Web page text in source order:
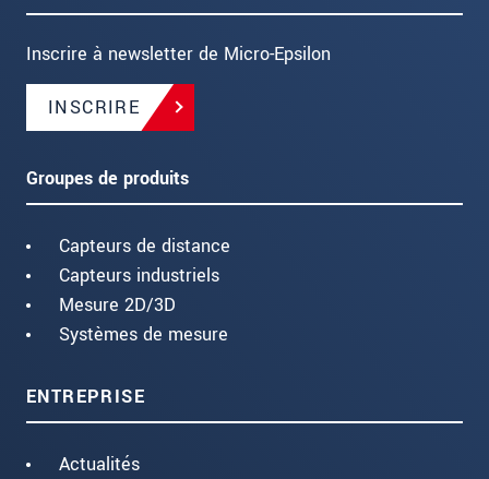
Inscrire à newsletter de Micro-Epsilon
INSCRIRE
Groupes de produits
Capteurs de distance
Capteurs industriels
Mesure 2D/3D
Systèmes de mesure
ENTREPRISE
Actualités